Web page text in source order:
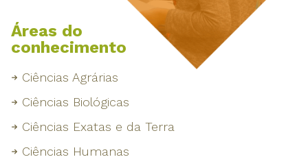
Áreas do
conhecimento
Ciências Agrárias
Ciências Biológicas
Ciências Exatas e da Terra
Ciências Humanas